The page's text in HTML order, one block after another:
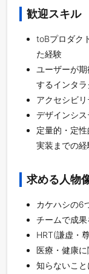
歓迎スキル
toBプロダク
た経験
ユーザーが
するインタ
アクセシビ
デザインシ
定量的・定
実装までの経
求める人物
カケハシの6
チームで成
HRT(謙虚・
医療・健康
知らないこ